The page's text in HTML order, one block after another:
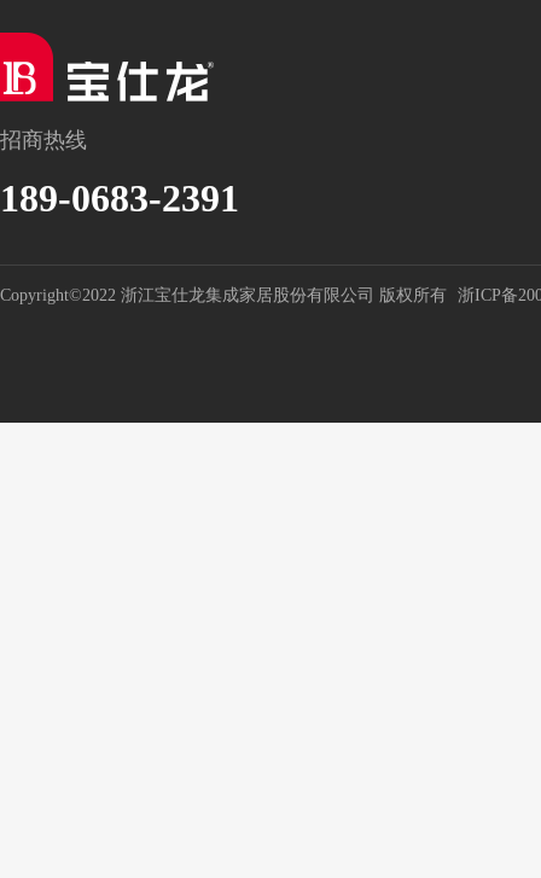
招商热线
189-0683-2391
Copyright©2022 浙江宝仕龙集成家居股份有限公司 版权所有 浙ICP备